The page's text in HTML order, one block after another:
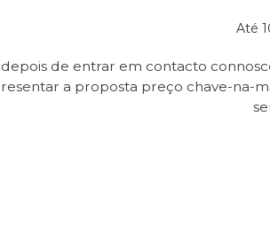
Até
de entrar em contacto
a proposta preço chave-na-